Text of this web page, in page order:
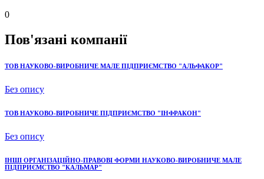
0
Пов'язані компанії
ТОВ НАУКОВО-ВИРОБНИЧЕ МАЛЕ ПІДПРИЄМСТВО "АЛЬФАКОР"
Без опису
ТОВ НАУКОВО-ВИРОБНИЧЕ ПІДПРИЄМСТВО "ІНФРАКОН"
Без опису
ІНШІ ОРГАНІЗАЦІЙНО-ПРАВОВІ ФОРМИ НАУКОВО-ВИРОБНИЧЕ МАЛЕ
ПІДПРИЄМСТВО "КАЛЬМАР"